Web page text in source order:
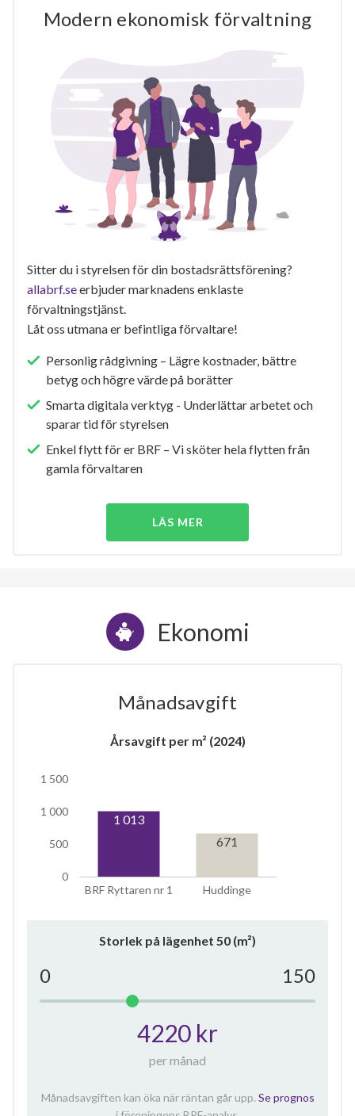
Modern ekonomisk förvaltning
Sitter du i styrelsen för din bostadsrättsförening?
allabrf.seerbjuder marknadens enklaste
förvaltningstjänst.
Låt oss utmana er befintliga förvaltare!
Personlig rådgivning – Lägre kostnader, bättre
betyg och högre värde på borätter
Smarta digitala verktyg - Underlättar arbetet och
sparar tid för styrelsen
Enkel flytt för er BRF – Vi sköter hela flytten från
gamla förvaltaren
LÄS MER
Ekonomi
Månadsavgift
Årsavgift per m² (2024)
BRF Ryttaren nr 1 Huddinge
0
500
1 000
1 500
1 013
671
Storlek på lägenhet 50 (m²)
0 150
4220 kr
per månad
Månadsavgiften kan öka när räntan går upp. Se prognos